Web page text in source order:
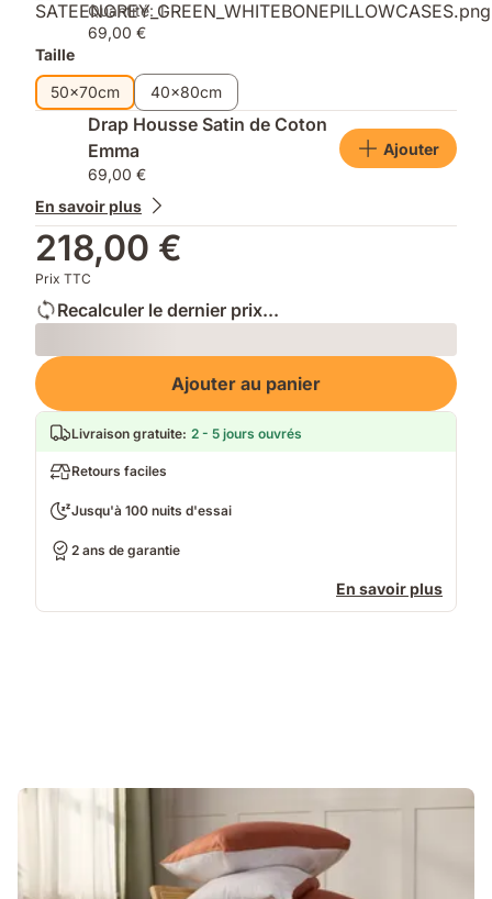
Quantité: 1
69,00 €
Taille
50x70cm
40x80cm
Drap Housse Satin de Coton
Emma
69,00 €
Ajouter
En savoir plus
218,00 €
Prix TTC
Recalculer le dernier prix...
Loading
Ajouter au panier
Livraison gratuite: 2 - 5 jours ouvrés
Retours faciles
Jusqu'à 100 nuits d'essai
2 ans de garantie
En savoir plus